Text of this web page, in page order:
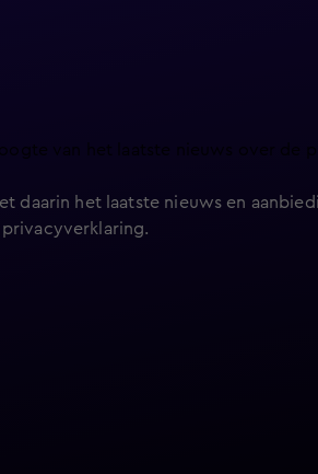
van het laatste nieuws over de
daarin het laatste nieuws en
privacyverklaring.